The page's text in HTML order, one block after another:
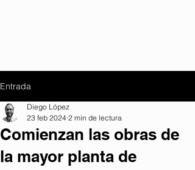
Entrada
Comienzan las obras de
la mayor planta de
Diego López
23 feb 2024 2 min de lectura